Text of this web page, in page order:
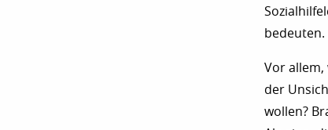
bedeuten.
Vor allem,
der
wollen?